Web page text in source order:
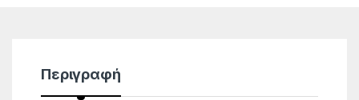
Περιγραφή